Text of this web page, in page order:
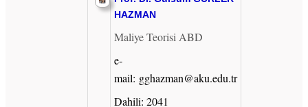
HAZMAN
Maliye Teorisi ABD
e-
mail: gghazman@aku.edu.tr
Dahili: 2041